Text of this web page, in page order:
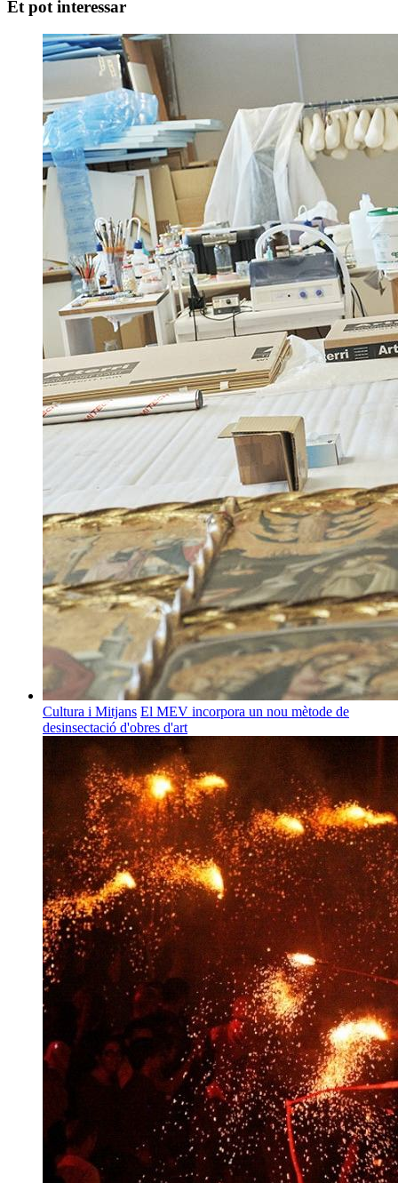
Et pot interessar
Cultura i Mitjans El MEV incorpora un nou mètode de
desinsectació d'obres d'art